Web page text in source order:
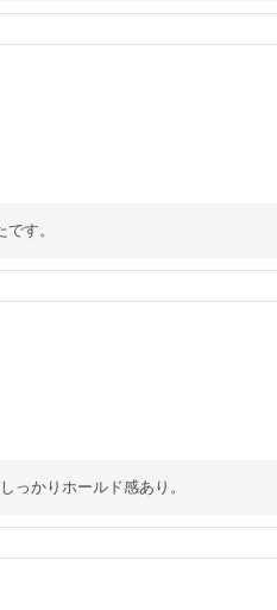
す。
っかりホールド感あり。